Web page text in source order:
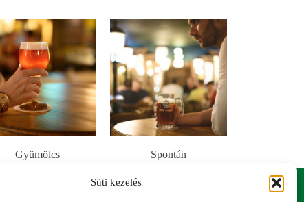
Süti kezelés
Gyümölcs Spontán